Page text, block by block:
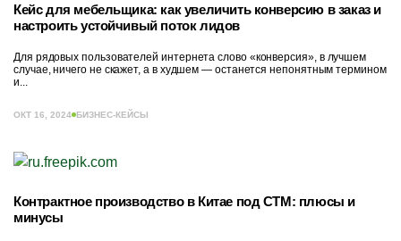
Кейс для мебельщика: как увеличить конверсию в заказ и
настроить устойчивый поток лидов
Для рядовых пользователей интернета слово «конверсия», в лучшем
случае, ничего не скажет, а в худшем — останется непонятным термином
и...
ОКТ 16, 2024 БИЗНЕС-КЕЙСЫ
Контрактное производство в Китае под СТМ: плюсы и
минусы